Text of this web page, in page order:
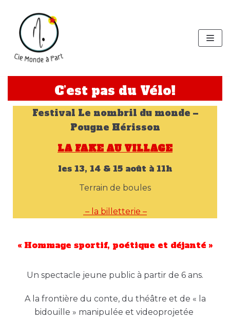
au
contenu
C’est pas du Vélo!
Festival Le nombril du monde –
Pougne Hérisson
LA FAKE AU VILLAGE
les 13, 14 & 15 août à 11h
Terrain de boules
– la billetterie –
« Hommage sportif, poétique et déjanté »
Un spectacle jeune public à partir de 6 ans.
A la frontière du conte, du théâtre et de « la
bidouille » manipulée et videoprojetée